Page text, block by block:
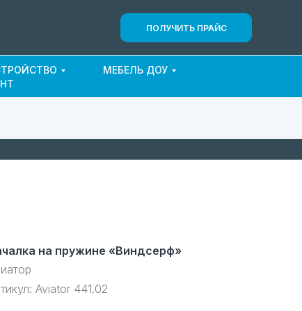
ПОЛУЧИТЬ ПРАЙС
МЕБЕЛЬ ДОУ
на пружине «Виндсерф»
Aviator 441.02